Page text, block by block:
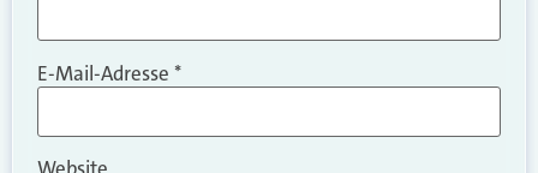
E-Mail-Adresse *